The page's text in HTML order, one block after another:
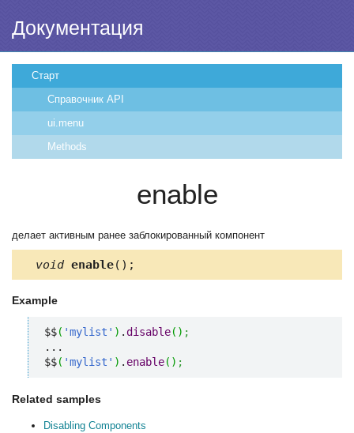
Документация
Старт
Справочник API
ui.menu
Methods
enable
делает активным ранее заблокированный компонент
void enable();
Example
$$( 'mylist' ) .disable( ) ;
...
$$( 'mylist' ) . enable( ) ;
Related samples
Disabling Components